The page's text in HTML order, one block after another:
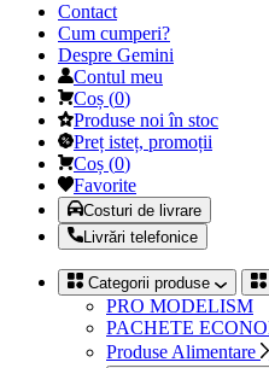
Contact
Cum cumperi?
Despre Gemini
Contul meu
Coș (0)
Produse noi în stoc
Preț isteț, promoții
Coș (0)
Favorite
Costuri de livrare
Livrări telefonice
Categorii produse
PRO MODELISM
PACHETE
Produse Alimentare